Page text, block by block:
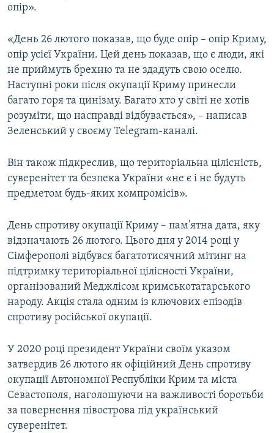
опір».
«День 26 лютого показав, що буде опір – опір Криму,
опір усієї України. Цей день показав, що є люди, які
не приймуть брехню та не здадуть свою оселю.
Наступні роки після окупації Криму принесли
багато горя та цинізму. Багато хто у світі не хотів
розуміти, що насправді відбувається», – написав
Зеленський у своєму Telegram-каналі.
Він також підкреслив, що територіальна цілісність,
суверенітет та безпека України «не є і не будуть
предметом будь-яких компромісів».
День спротиву окупації Криму – пам'ятна дата, яку
відзначають 26 лютого. Цього дня у 2014 році у
Сімферополі відбувся багатотисячний мітинг на
підтримку територіальної цілісності України,
організований Меджлісом кримськотатарського
народу. Акція стала одним із ключових епізодів
спротиву російської окупації.
У 2020 році президент України своїм указом
затвердив 26 лютого як офіційний День спротиву
окупації Автономної Республіки Крим та міста
Севастополя, наголошуючи на важливості боротьби
за повернення півострова під український
суверенітет.